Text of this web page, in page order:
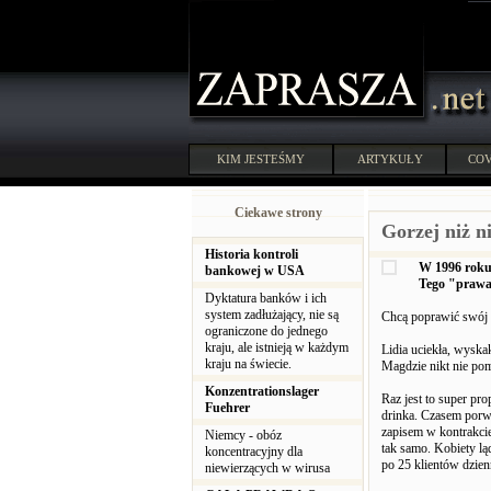
KIM JESTEŚMY ARTYKUŁY
Ciekawe strony
Historia kontroli
bankowej w USA
Dyktatura banków i ich
system zadłużający, nie są
ograniczone do jednego
kraju, ale istnieją w każdym
kraju na świecie.
Konzentrationslager
Fuehrer
Niemcy - obóz
koncentracyjny dla
niewierzących w wirusa
Gorzej niż
W 1996
Tego
Chcą poprawić
Lidia uciekła,
Magdzie nikt nie
Raz jest to super
drinka. Czasem
zapisem w
tak samo. Kobiety
po 25 klientów